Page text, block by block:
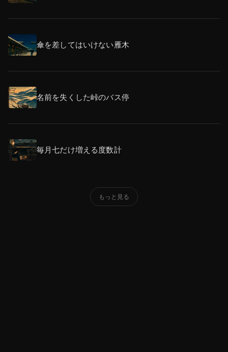
傘を差してはいけない雁木
名前を失くした峠のバス停
毎月七だけ増える度数計
もっと見る